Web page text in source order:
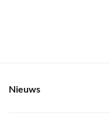
Nieuws